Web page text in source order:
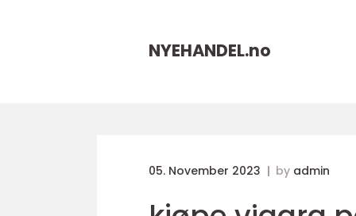
NYEHANDEL.no
05. November 2023 by admin